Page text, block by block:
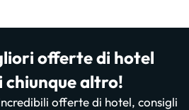
offerte di hotel
chiunque altro!
offerte di hotel, consigli